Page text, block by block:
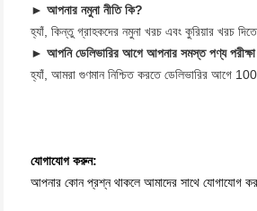
► আপনার নমুনা নীতি কি?
হ্যাঁ, কিন্তু গ্রাহকদের নমুনা খরচ এবং কুরিয়ার খরচ
► আপনি ডেলিভারির আগে আপনার সমস্ত পণ্য
হ্যাঁ, আমরা গুণমান নিশ্চিত করতে ডেলিভারির আগে
যোগাযোগ করুন:
আপনার কোন প্রশ্ন থাকলে আমাদের সাথে যোগাযোগ